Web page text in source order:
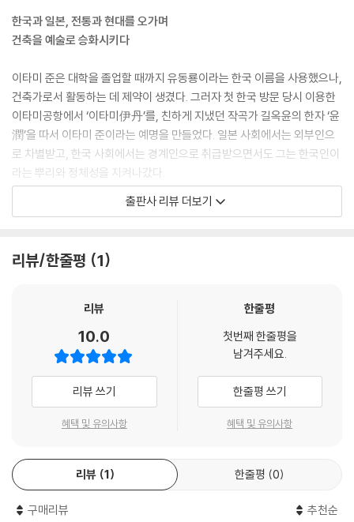
한국과 일본, 전통과 현대를 오가며
건축을 예술로 승화시키다
이타미 준은 대학을 졸업할 때까지 유동룡이라는 한국 이름을 사용했으나,
건축가로서 활동하는 데 제약이 생겼다. 그러자 첫 한국 방문 당시 이용한
이타미공항에서 ‘이타미伊丹’를, 친하게 지냈던 작곡가 길옥윤의 한자 ‘윤
潤’을 따서 이타미 준이라는 예명을 만들었다. 일본 사회에서는 외부인으
로 차별받고, 한국 사회에서는 경계인으로 취급받으면서도 그는 한국인이
라는 뿌리와 정체성을 지켜나갔다.
이는 곧 평생에 걸친 한국 전통과 조선시대 건축·예술의 탐구로 이어졌다.
가만한 종묘의 구조에 대해 전문가 수준의 분석을 선보인다. 건축을 단순
는 장場으로 파악한 이타미 준의 철학은 여기서 비롯되었다고 해도 과언
조선시대 주거의 특징은 풍수지리설과 유교의 영향을 배경으로 한 토착성
에서 찾을 수 있다. 사람들의 생활은 어떤 경우에도 흙과의 관계 없이는 논
할 수 없다. 흙이 살아 있다. 그리고 흙이 모든 생명을 낳고, 그 생명은 다시
흙으로 환원된다. 흙을 경외하는 신앙에 버금가는 세계관은 일종의 사상으
한편으로는 일본과 한국의 동시대 건축가 및 예술가와 폭넓게 교류하며 자
신의 건축 영토를 확장해나갔다. 스승이자 정신적 지주로서 일본의 전통과
서양의 디자인을 접목시킨 건축가 시라이 세이이치, 미적 재능을 발휘하도
출판사 리뷰 더보기
리뷰/한줄평 1
리뷰
10.0
리뷰 쓰기
혜택 및 유의사항
한줄평
첫번째 한줄평을
남겨주세요.
한줄평 쓰기
혜택 및 유의사항
리뷰 1 한줄평 0
구매리뷰 추천순